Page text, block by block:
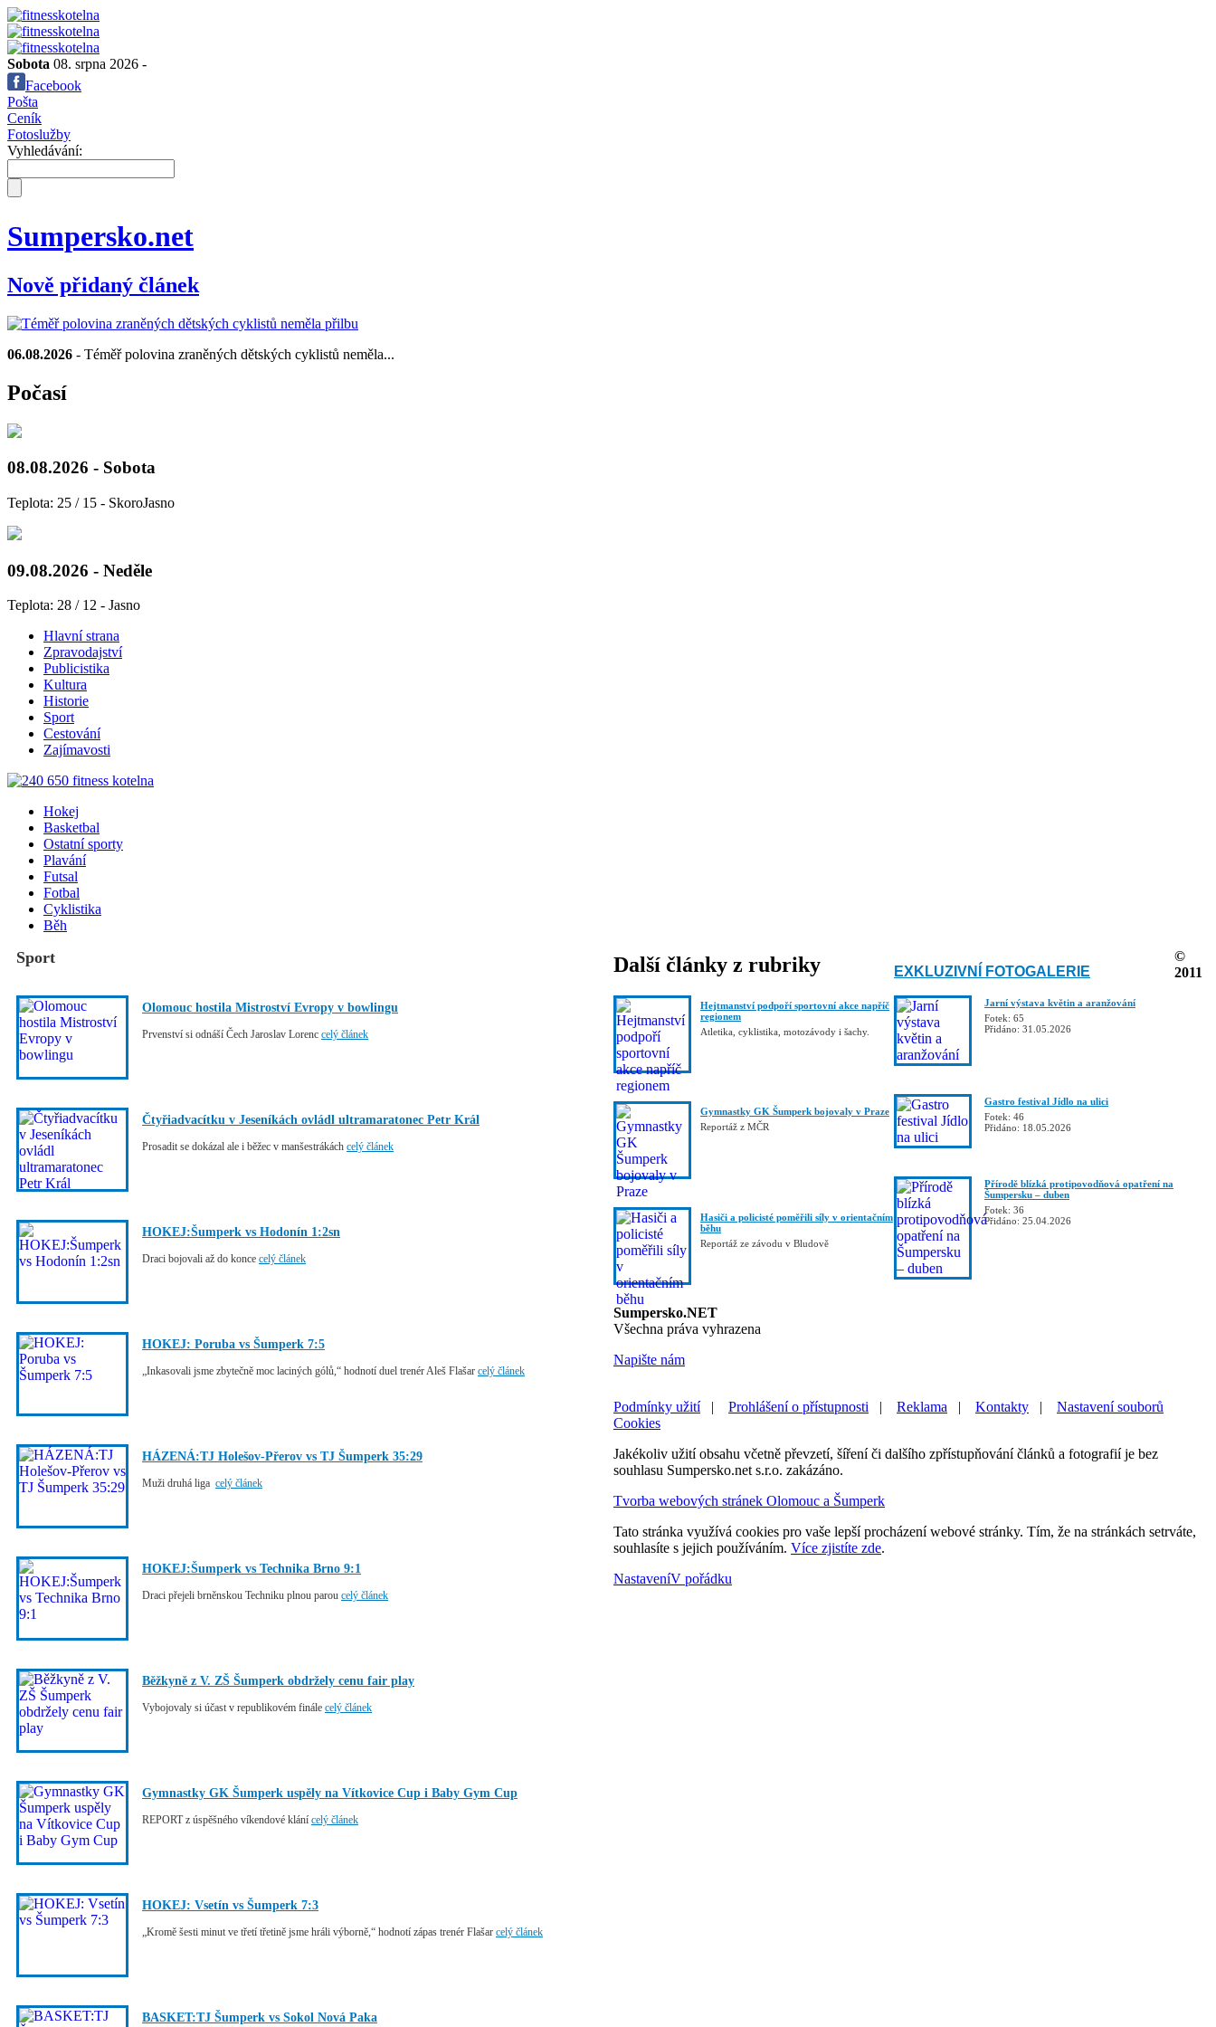
Sobota 08. srpna 2026 -
Facebook
Pošta
Ceník
Fotoslužby
Vyhledávání:
Sumpersko.net
Nově přidaný článek
06.08.2026 - Téměř polovina zraněných dětských cyklistů neměla...
Počasí
08.08.2026 - Sobota
Teplota: 25 / 15 - SkoroJasno
09.08.2026 - Neděle
Teplota: 28 / 12 - Jasno
Hlavní strana
Zpravodajství
Publicistika
Kultura
Historie
Sport
Cestování
Zajímavosti
Hokej
Basketbal
Ostatní sporty
Plavání
Futsal
Fotbal
Cyklistika
Běh
Sport
Olomouc hostila Mistroství Evropy v bowlingu
Prvenství si odnáší Čech Jaroslav Lorenc celý článek
Čtyřiadvacítku v Jeseníkách ovládl ultramaratonec Petr Král
Prosadit se dokázal ale i běžec v manšestrákách celý článek
HOKEJ:Šumperk vs Hodonín 1:2sn
Draci bojovali až do konce celý článek
HOKEJ: Poruba vs Šumperk 7:5
„Inkasovali jsme zbytečně moc laciných gólů,“ hodnotí duel trenér Aleš Flašar celý článek
HÁZENÁ:TJ Holešov-Přerov vs TJ Šumperk 35:29
Muži druhá liga celý článek
HOKEJ:Šumperk vs Technika Brno 9:1
Draci přejeli brněnskou Techniku plnou parou celý článek
Běžkyně z V. ZŠ Šumperk obdržely cenu fair play
Vybojovaly si účast v republikovém finále celý článek
Gymnastky GK Šumperk uspěly na Vítkovice Cup i Baby Gym Cup
REPORT z úspěšného víkendové klání celý článek
HOKEJ: Vsetín vs Šumperk 7:3
„Kromě šesti minut ve třetí třetině jsme hráli výborně,“ hodnotí zápas trenér Flašar celý článek
BASKET:TJ Šumperk vs Sokol Nová Paka
Další články z rubriky
Hejtmanství podpoří sportovní akce napříč
regionem
Atletika, cyklistika, motozávody i šachy.
Gymnastky GK Šumperk bojovaly v Praze
Reportáž z MČR
Hasiči a policisté poměřili síly v orientačním
běhu
Reportáž ze závodu v Bludově
EXKLUZIVNÍ FOTOGALERIE
Jarní výstava květin a aranžování
Fotek: 65
Přidáno: 31.05.2026
Gastro festival Jídlo na ulici
Fotek: 46
Přidáno: 18.05.2026
Přírodě blízká protipovodňová opatření na
Šumpersku – duben
Fotek: 36
Přidáno: 25.04.2026
©
2011
Sumpersko.NET
Všechna práva vyhrazena
Napište nám
Podmínky užití Prohlášení o přístupnosti Reklama Kontakty
Nastavení souborů
Cookies
Jakékoliv užití obsahu včetně převzetí, šíření či dalšího zpřístupňování článků a fotografií je bez
souhlasu Sumpersko.net s.r.o. zakázáno.
Tvorba webových stránek Olomouc a Šumperk
Tato stránka využívá cookies pro vaše lepší procházení webové stránky. Tím, že na stránkách setrváte,
souhlasíte s jejich používáním. Více zjistíte zde.
NastaveníV pořádku